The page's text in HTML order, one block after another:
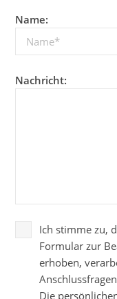
Name:
Nachricht:
Ich stimme zu,
Formular zur
erhoben,
Die